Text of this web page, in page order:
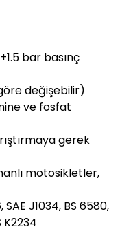
bar basınç
değişebilir)
ve fosfat
gerek
motosikletler,
J1034, BS 6580,
K2234